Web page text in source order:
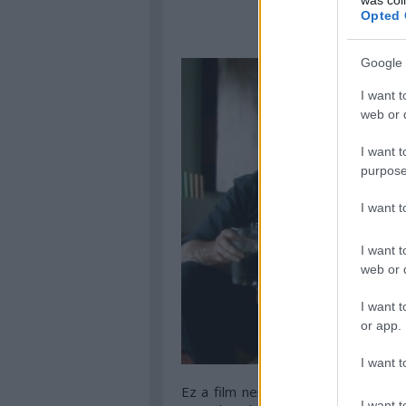
Opted
Google
I want
web or
I want
I want
I want
web or
I want
or app.
I want
Ez a film nemcsak